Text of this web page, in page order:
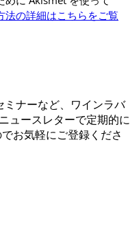
法の詳細はこちらをご覧
ミナーなど、ワインラバ
ュースレターで定期的に
お気軽にご登録くださ